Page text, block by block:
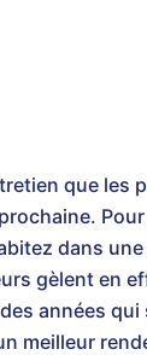
que les
dans
gèlent en
années
meilleur